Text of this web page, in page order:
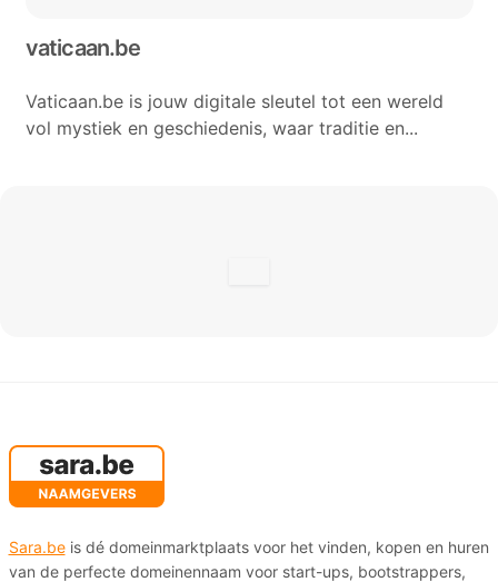
vaticaan.be
Vaticaan.be is jouw digitale sleutel tot een wereld
vol mystiek en geschiedenis, waar traditie en...
Sara.beis dé domeinmarktplaats voor het vinden, kopen en huren
van de perfecte domeinennaam voor start-ups, bootstrappers,